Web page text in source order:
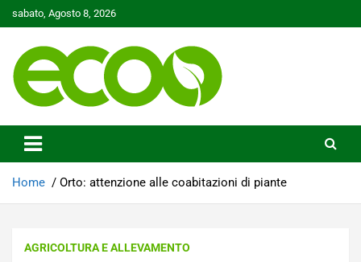
to
sabato, Agosto 8, 2026
Ecoo.it
Home Orto: attenzione alle coabitazioni di piante
AGRICOLTURA E ALLEVAMENTO